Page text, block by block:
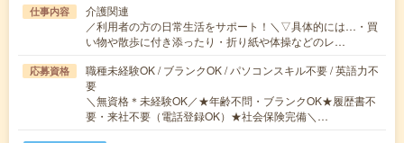
仕事内容
介護関連
／利用者の方の日常生活をサポート！＼▽具体的には…・買
い物や散歩に付き添ったり・折り紙や体操などのレ…
応募資格
職種未経験OK / ブランクOK / パソコンスキル不要 / 英語力不
要
＼無資格＊未経験OK／★年齢不問・ブランクOK★履歴書不
要・来社不要（電話登録OK）★社会保険完備＼…